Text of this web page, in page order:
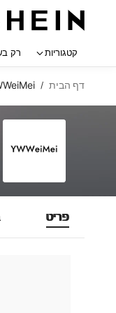
קטגוריות רק
דף הבית /
פריט